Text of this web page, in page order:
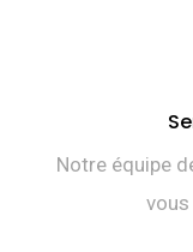
Notre équipe
vous